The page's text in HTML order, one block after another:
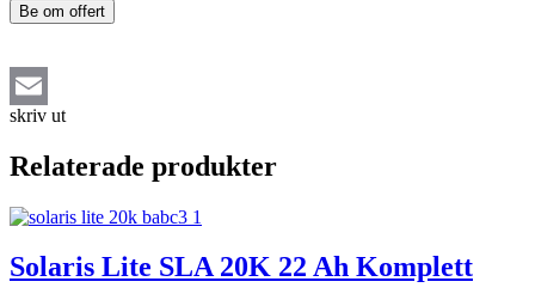
Be om offert
Email
skriv ut
Relaterade produkter
Solaris Lite SLA 20K 22 Ah Komplett